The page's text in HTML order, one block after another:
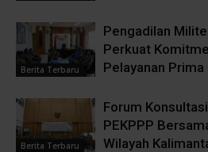
Berita Terbaru
Pengadilan
Perkuat
Pelayanan Prima
Berita Terbaru
Forum
PEKPPP
Wilayah